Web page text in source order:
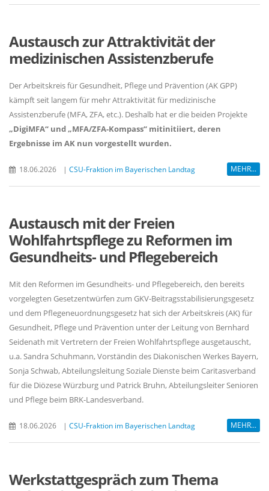
Austausch zur Attraktivität der
medizinischen Assistenzberufe
Der Arbeitskreis für Gesundheit, Pflege und Prävention (AK GPP)
kämpft seit langem für mehr Attraktivität für medizinische
Assistenzberufe (MFA, ZFA, etc.). Deshalb hat er die beiden Projekte
DigiMFA“ undMFA/ZFA-Kompass“ mitinitiiert, deren
Ergebnisse im AK nun vorgestellt wurden.
18.06.2026 | CSU-Fraktion im Bayerischen Landtag MEHR...
Austausch mit der Freien
Wohlfahrtspflege zu Reformen im
Gesundheits- und Pflegebereich
Mit den Reformen im Gesundheits- und Pflegebereich, den bereits
vorgelegten Gesetzentwürfen zum GKV-Beitragsstabilisierungsgesetz
und dem Pflegeneuordnungsgesetz hat sich der Arbeitskreis (AK) für
Gesundheit, Pflege und Prävention unter der Leitung von Bernhard
Seidenath mit Vertretern der Freien Wohlfahrtspflege ausgetauscht,
u.a. Sandra Schuhmann, Vorständin des Diakonischen Werkes Bayern,
Sonja Schwab, Abteilungsleitung Soziale Dienste beim Caritasverband
für die Diözese Würzburg und Patrick Bruhn, Abteilungsleiter Senioren
und Pflege beim BRK-Landesverband.
18.06.2026 | CSU-Fraktion im Bayerischen Landtag MEHR...
Werkstattgespräch zum Thema